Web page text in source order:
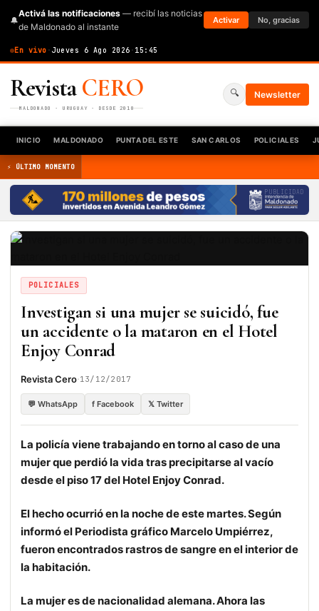
🔔
Activá las notificaciones — recibí las noticias
de Maldonado al instante
Activar No, gracias
En vivo · Jueves 6 Ago 2026 · 15:45
RevistaCERO
MALDONADO · URUGUAY · DESDE 2010
🔍 Newsletter
INICIO MALDONADO PUNTA DEL ESTE SAN CARLOS POLICIALES
⚡ ÚLTIMO MOMENTO
PUBLICIDAD
POLICIALES
Investigan si una mujer se suicidó, fue
un accidente o la mataron en el Hotel
Enjoy Conrad
Revista Cero·13/12/2017
💬 WhatsApp f Facebook 𝕏 Twitter
La policía viene trabajando en torno al caso de una
mujer que perdió la vida tras precipitarse al vacío
desde el piso 17 del Hotel Enjoy Conrad.
El hecho ocurrió en la noche de este martes. Según
informó el Periodista gráfico Marcelo Umpiérrez,
fueron encontrados rastros de sangre en el interior de
la habitación.
La mujer es de nacionalidad alemana. Ahora las